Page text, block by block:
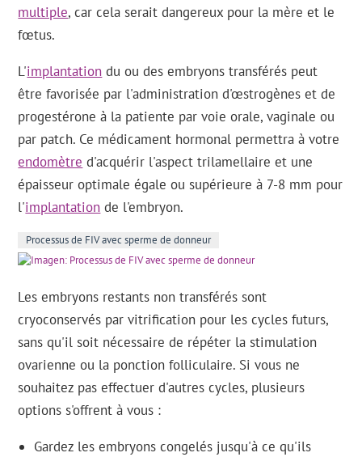
multiple, car cela serait dangereux pour la mère et le
fœtus.
L'implantation du ou des embryons transférés peut
être favorisée par l'administration d'œstrogènes et de
progestérone à la patiente par voie orale, vaginale ou
par patch. Ce médicament hormonal permettra à votre
endomètre d'acquérir l'aspect trilamellaire et une
épaisseur optimale égale ou supérieure à 7-8 mm pour
l'implantation de l'embryon.
Processus de FIV avec sperme de donneur
Les embryons restants non transférés sont
cryoconservés par vitrification pour les cycles futurs,
sans qu'il soit nécessaire de répéter la stimulation
ovarienne ou la ponction folliculaire. Si vous ne
souhaitez pas effectuer d'autres cycles, plusieurs
options s'offrent à vous :
Gardez les embryons congelés jusqu'à ce qu'ils